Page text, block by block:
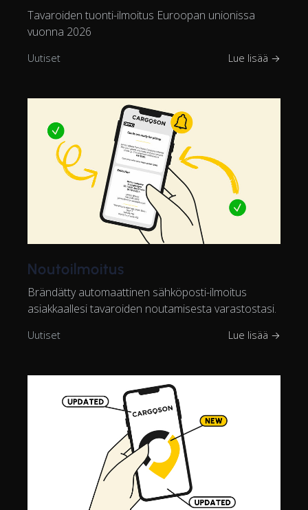
Tavaroiden tuonti-ilmoitus Euroopan unionissa
vuonna 2026
Uutiset Lue lisää →
Noutoilmoitus
Brändätty automaattinen sähköposti-ilmoitus
asiakkaallesi tavaroiden noutamisesta varastostasi.
Uutiset Lue lisää →